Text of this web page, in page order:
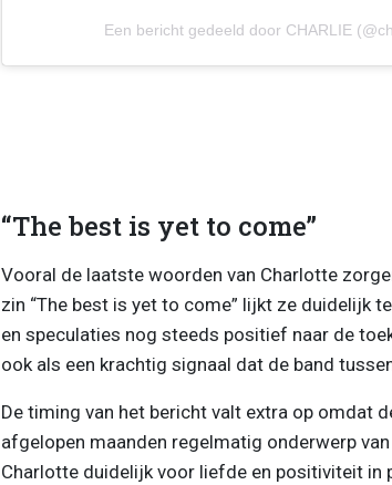
Een bericht gedeeld door CHARLIE
“The best is yet to come”
Vooral de laatste woorden van Charlotte
zin “The best is yet to come” lijkt ze duidelijk
en speculaties nog steeds positief naar de
ook als een krachtig signaal dat de band
De timing van het bericht valt extra op omdat
afgelopen maanden regelmatig onderwerp
Charlotte duidelijk voor liefde en positiviteit in